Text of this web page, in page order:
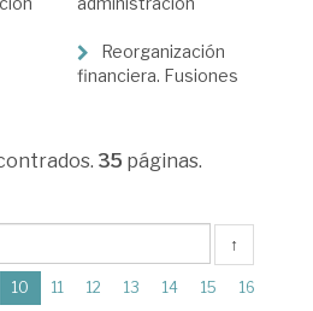
Reorganización
financiera. Fusiones
35 páginas.
↑
10 (current)
11 12 13 14 15
16